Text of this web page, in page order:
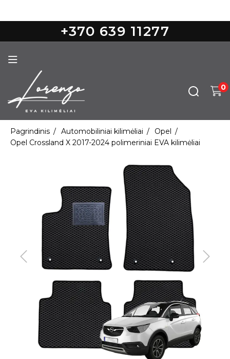
+370 639 11277
0
Pagrindinis Automobiliniai kilimėliai
Opel
Opel Crossland X 2017-2024 polimeriniai EVA kilimėliai